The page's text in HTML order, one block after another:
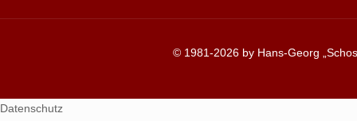
© 1981-2026 by Hans-Georg
Datenschutz